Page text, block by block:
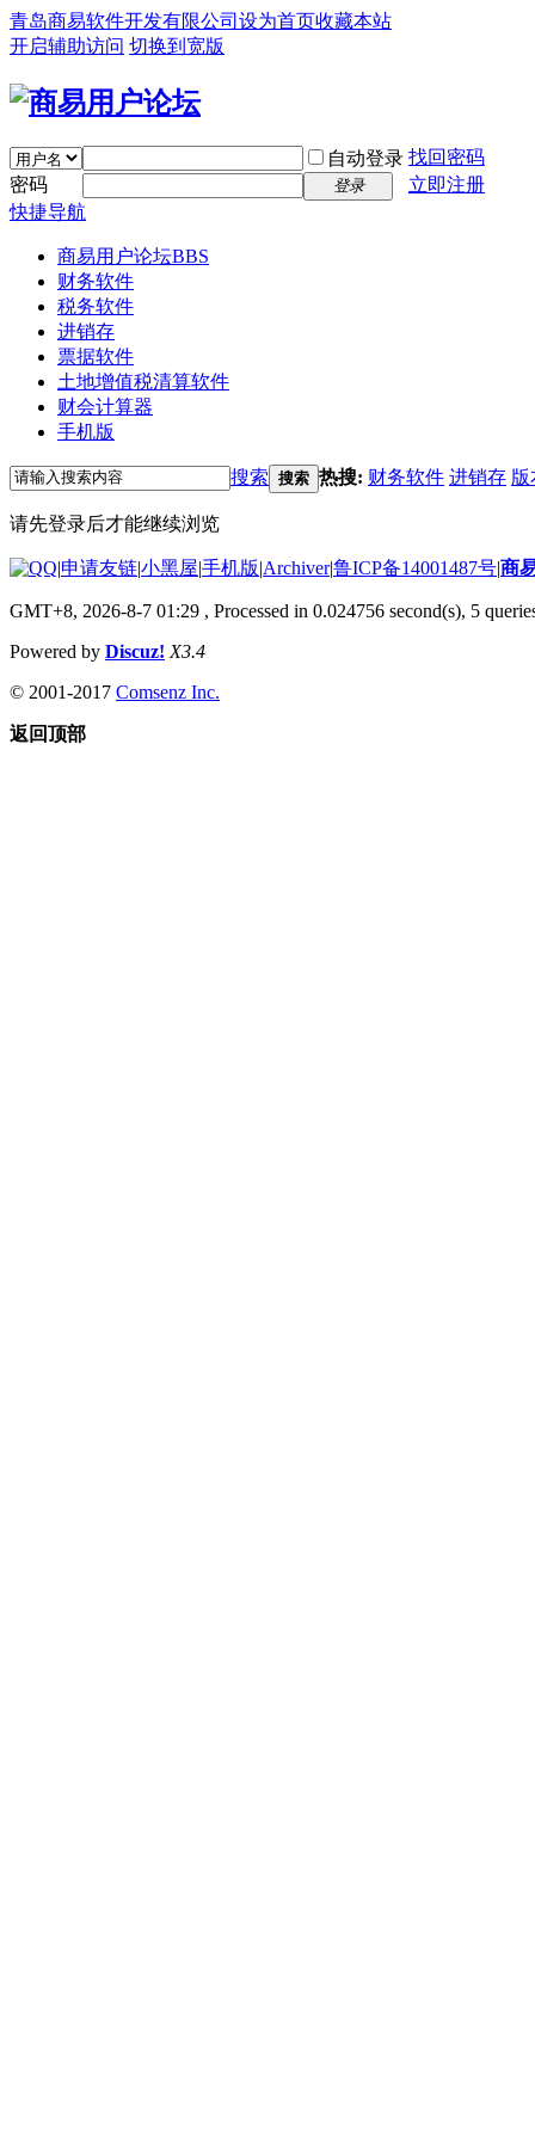
青岛商易软件开发有限公司 设为首页收藏本站
开启辅助访问 切换到宽版
自动登录 找回密码
密码
登录
立即注册
快捷导航
商易用户论坛BBS
财务软件
税务软件
进销存
票据软件
土地增值税清算软件
财会计算器
手机版
搜索 搜索 热搜: 财务软件 进销存 版
请先登录后才能继续浏览
|申请友链|小黑屋|手机版|Archiver|鲁ICP备14001487号|商
GMT+8, 2026-8-7 01:29 , Processed in 0.024756 second(s), 5
Powered by Discuz! X3.4
© 2001-2017 Comsenz Inc.
返回顶部